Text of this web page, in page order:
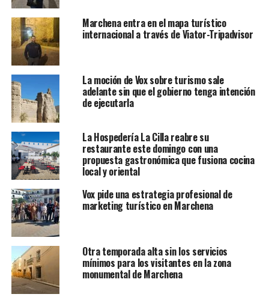
Marchena entra en el mapa turístico
internacional a través de Viator-Tripadvisor
La moción de Vox sobre turismo sale
adelante sin que el gobierno tenga intención
de ejecutarla
La Hospedería La Cilla reabre su
restaurante este domingo con una
propuesta gastronómica que fusiona cocina
local y oriental
Vox pide una estrategia profesional de
marketing turístico en Marchena
Otra temporada alta sin los servicios
mínimos para los visitantes en la zona
monumental de Marchena